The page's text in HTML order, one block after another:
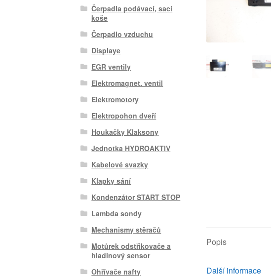
Popis
Další informace
Čerpadla podávací, sací
koše
Čerpadlo vzduchu
Displaye
EGR ventily
Elektromagnet. ventil
Elektromotory
Elektropohon dveří
Houkačky Klaksony
Jednotka HYDROAKTIV
Kabelové svazky
Klapky sání
Kondenzátor START STOP
Lambda sondy
Mechanismy stěračů
Motůrek odstřikovače a
hladinový sensor
Ohřívače nafty